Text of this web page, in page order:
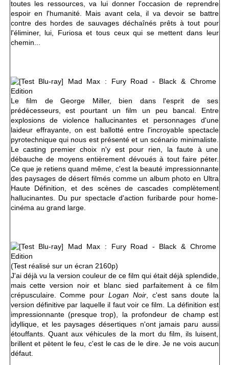
toutes les ressources, va lui donner l'occasion de reprendre
espoir en l'humanité. Mais avant cela, il va devoir se battre
contre des hordes de sauvages déchaînés prêts à tout pour
l'éliminer, lui, Furiosa et tous ceux qui se mettent dans leur
chemin...
Le film de George Miller, bien dans l'esprit de ses
prédécesseurs, est pourtant un film un peu bancal. Entre
explosions de violence hallucinantes et personnages d'une
laideur effrayante, on est ballotté entre l'incroyable spectacle
pyrotechnique qui nous est présenté et un scénario minimaliste.
Le casting premier choix n'y est pour rien, la faute à une
débauche de moyens entièrement dévoués à tout faire péter.
Ce que je retiens quand même, c'est la beauté impressionnante
des paysages de désert filmés comme un album photo en Ultra
Haute Définition, et des scènes de cascades complètement
hallucinantes. Du pur spectacle d'action furibarde pour home-
cinéma au grand large.
(Test réalisé sur un écran 2160p)
J'ai déjà vu la version couleur de ce film qui était déjà splendide,
mais cette version noir et blanc sied parfaitement à ce film
crépusculaire. Comme pourLogan Noir , c'est sans doute la
version définitive par laquelle il faut voir ce film. La définition est
impressionnante (presque trop), la profondeur de champ est
idyllique, et les paysages désertiques n'ont jamais paru aussi
étouffants. Quant aux véhicules de la mort du film, ils luisent,
brillent et pètent le feu, c'est le cas de le dire. Je ne vois aucun
défaut.